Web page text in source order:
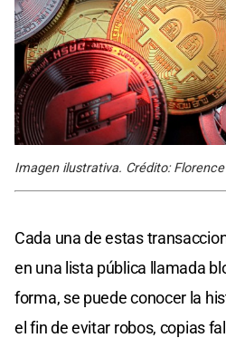
Imagen ilustrativa. Crédito:
Cada una de estas
en una lista pública llamada
forma, se puede conocer la
el fin de evitar robos, copias